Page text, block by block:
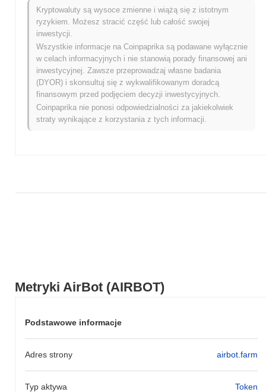
Metryki AirBot (AIRBOT)
Podstawowe informacje
Adres strony airbot.farm
Typ aktywa Token
Najniższy Poziom Historyczny (ATL):
zł 0.00
AirBot jest obecnie notowany ~95.18% poniżej swojego ATH .
Jak AirBot radzi sobie w porównaniu z szerszym
rynkiem kryptowalut?
W ciągu ostatnich 7 dni AirBot zyskał0.00%, osiągając gorsze
wyniki niż ogólny rynek kryptowalut który odnotował wzrost o
0.99%. Wskazuje to na tymczasowe opóźnienie w akcji cenowej
AIRBOT w stosunku do szerszego impulsu rynkowego.
Kryptowaluty są wysoce zmienne i wiążą się z istotnym
ryzykiem. Możesz stracić część lub całość swojej
inwestycji.
Wszystkie informacje na Coinpaprika są podawane wyłącznie
w celach informacyjnych i nie stanowią porady finansowej ani
inwestycyjnej. Zawsze przeprowadzaj własne badania
(DYOR) i skonsultuj się z wykwalifikowanym doradcą
finansowym przed podjęciem decyzji inwestycyjnych.
Coinpaprika nie ponosi odpowiedzialności za jakiekolwiek
straty wynikające z korzystania z tych informacji.